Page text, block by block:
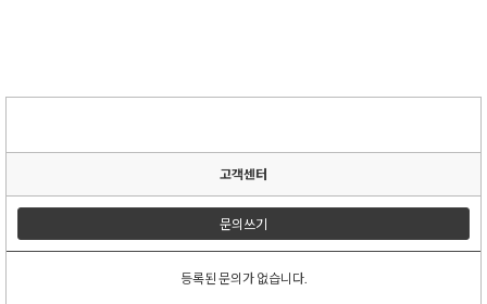
고객센터
문의쓰기
등록된 문의가 없습니다.